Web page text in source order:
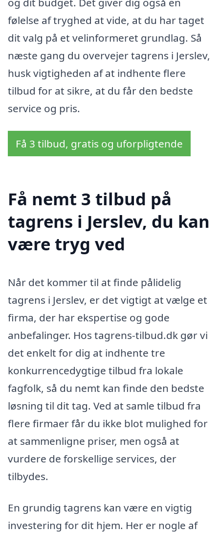
følelse af tryghed at vide, at du har taget
dit valg på et velinformeret grundlag. Så
næste gang du overvejer tagrens i Jerslev,
husk vigtigheden af at indhente flere
tilbud for at sikre, at du får den bedste
service og pris.
Få 3 tilbud, gratis og uforpligtende
Få nemt 3 tilbud på
tagrens i Jerslev, du kan
være tryg ved
Når det kommer til at finde pålidelig
tagrens i Jerslev, er det vigtigt at vælge et
firma, der har ekspertise og gode
anbefalinger. Hos tagrens-tilbud.dk gør vi
det enkelt for dig at indhente tre
konkurrencedygtige tilbud fra lokale
fagfolk, så du nemt kan finde den bedste
løsning til dit tag. Ved at samle tilbud fra
flere firmaer får du ikke blot mulighed for
at sammenligne priser, men også at
vurdere de forskellige services, der
tilbydes.
En grundig tagrens kan være en vigtig
investering for dit hjem. Her er nogle af